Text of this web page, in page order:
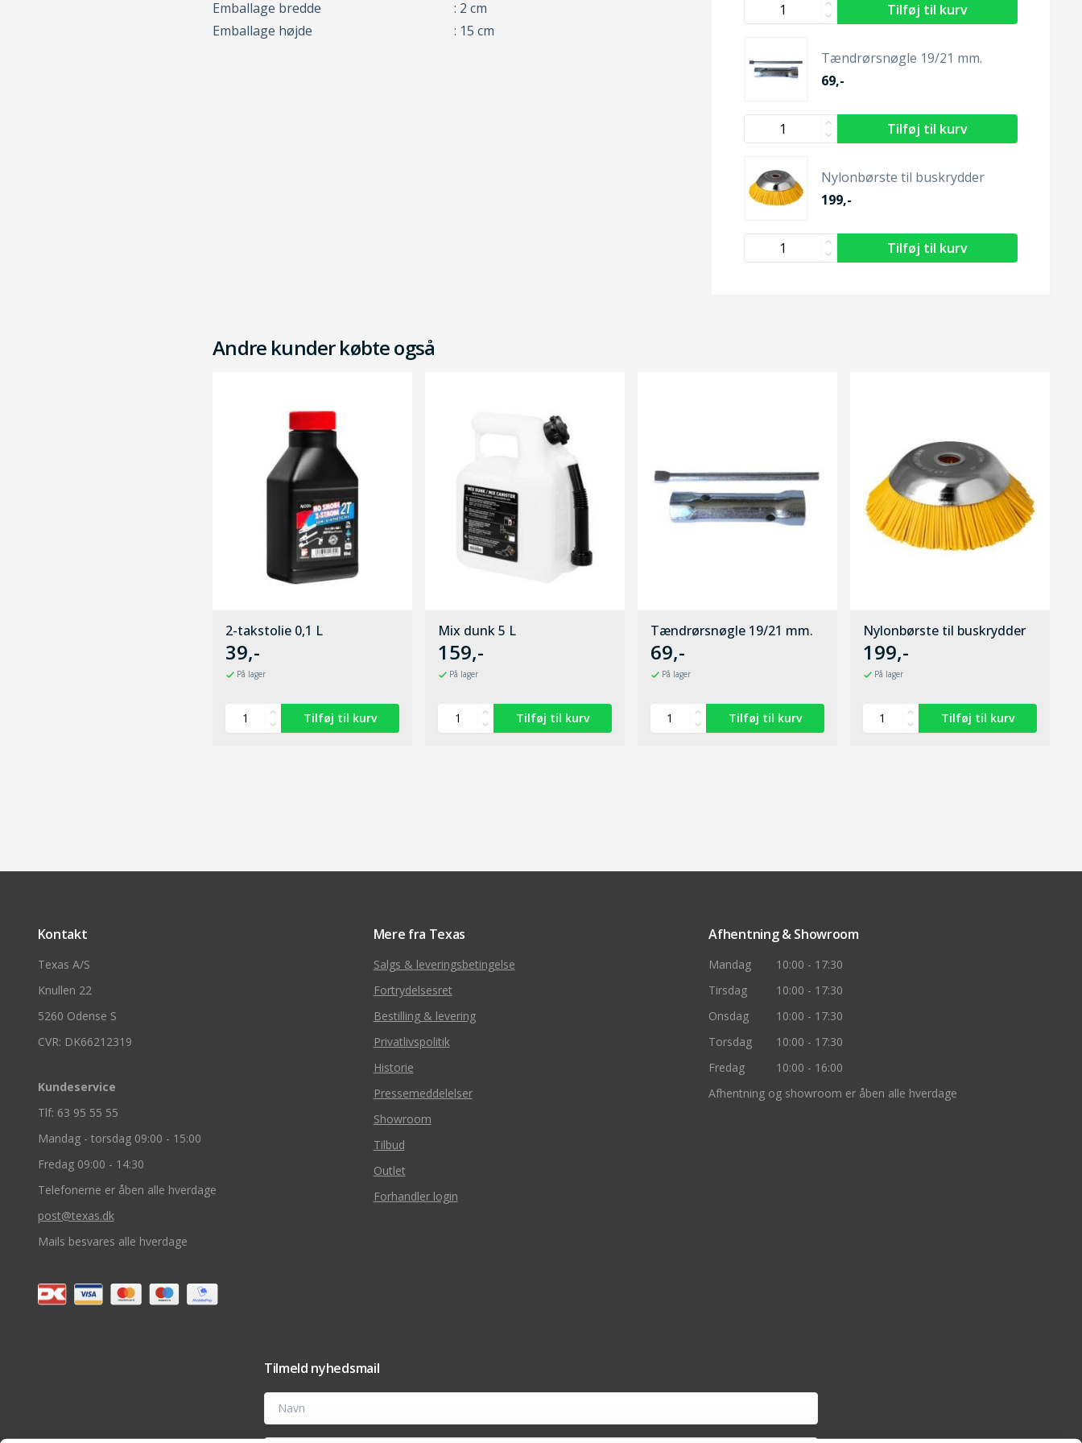
Emballage bredde
: 2 cm
Emballage højde
: 15 cm
Tændrørsnøgle 19/21 mm.
69,-
Nylonbørste til buskrydder
199,-
Andre kunder købte også
2-takstolie 0,1 L
39,-
På lager
Mix dunk 5 L
159,-
På lager
Tændrørsnøgle 19/21 mm.
69,-
På lager
Nylonbørste til buskrydder
199,-
På lager
Kontakt
Texas A/S
Knullen 22
5260 Odense S
CVR: DK66212319
Kundeservice
Tlf: 63 95 55 55
Mandag - torsdag 09:00 - 15:00
Fredag 09:00 - 14:30
Telefonerne er åben alle hverdage
post@texas.dk
Mails besvares alle hverdage
Mere fra Texas
Salgs & leveringsbetingelse
Fortrydelsesret
Bestilling & levering
Privatlivspolitik
Historie
Pressemeddelelser
Showroom
Tilbud
Outlet
Forhandler login
Afhentning & Showroom
Mandag
10:00 - 17:30
Tirsdag
10:00 - 17:30
Onsdag
10:00 - 17:30
Torsdag
10:00 - 17:30
Fredag
10:00 - 16:00
Afhentning og showroom er åben alle hverdage
Tilmeld nyhedsmail
Navn